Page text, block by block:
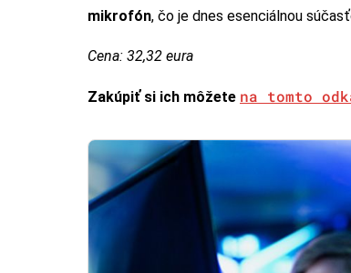
mikrofón, čo je dnes esenciálnou
Cena: 32,32 eura
Zakúpiť si ich môžete na tomto